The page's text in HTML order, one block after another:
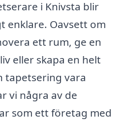
i Knivsta blir
enklare. Oavsett om
ett rum, ge en
eller skapa en helt
tapetsering vara
vi några av de
som ett företag med